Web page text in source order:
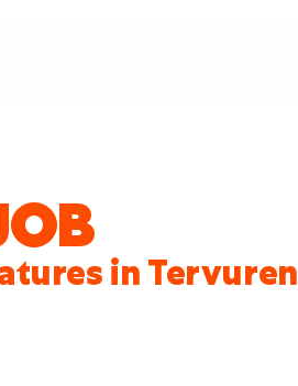
in Tervuren